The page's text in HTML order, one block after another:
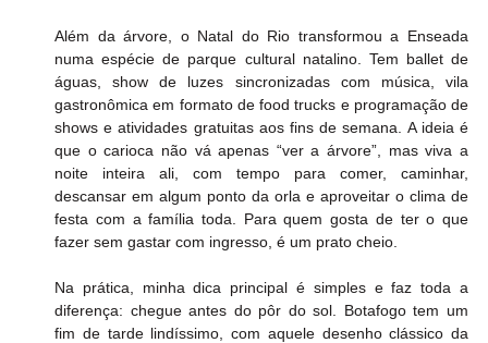
Além da árvore, o Natal do Rio transformou a Enseada
numa espécie de parque cultural natalino. Tem ballet de
águas, show de luzes sincronizadas com música, vila
gastronômica em formato de food trucks e programação de
shows e atividades gratuitas aos fins de semana. A ideia é
que o carioca não vá apenas “ver a árvore”, mas viva a
noite inteira ali, com tempo para comer, caminhar,
descansar em algum ponto da orla e aproveitar o clima de
festa com a família toda. Para quem gosta de ter o que
fazer sem gastar com ingresso, é um prato cheio.
Na prática, minha dica principal é simples e faz toda a
diferença: chegue antes do pôr do sol. Botafogo tem um
fim de tarde lindíssimo, com aquele desenho clássico da